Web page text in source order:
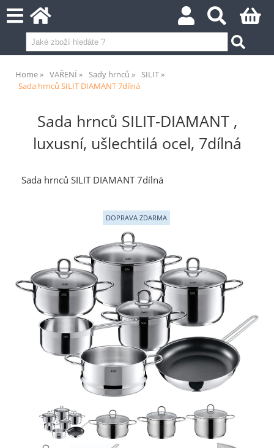
Home VAŘENÍ Sady hrnců
SILIT
Sada hrnců SILIT DIAMANT 7dílná
Sada hrnců SILIT-DIAMANT ,
luxusní, ušlechtilá ocel, 7dílná
Sada hrnců SILIT DIAMANT 7dílná